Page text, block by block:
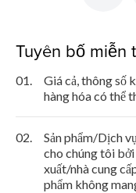
Tuyên bố miễn
01.
Giá cả, thông số
hàng hóa có thể
02.
Sản phẩm/Dịch
cho chúng tôi
xuất/nhà cung
phẩm không